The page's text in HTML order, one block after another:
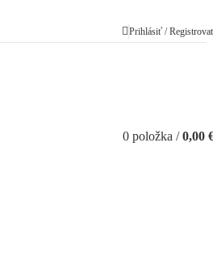
Prihlásiť /
0 položka / 0,00